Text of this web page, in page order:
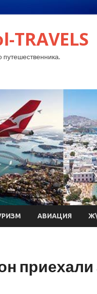
TRAVELS
путешественника.
АВИАЦИЯ
приехали